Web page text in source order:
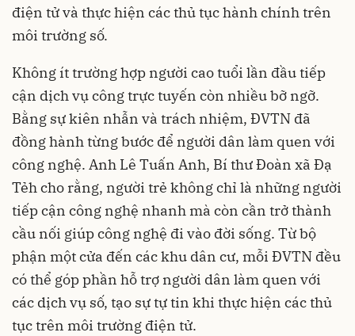
điện tử và thực hiện các thủ tục hành chính trên
môi trường số.
Không ít trường hợp người cao tuổi lần đầu tiếp
cận dịch vụ công trực tuyến còn nhiều bỡ ngỡ.
Bằng sự kiên nhẫn và trách nhiệm, ĐVTN đã
đồng hành từng bước để người dân làm quen với
công nghệ. Anh Lê Tuấn Anh, Bí thư Đoàn xã Đạ
Tẻh cho rằng, người trẻ không chỉ là những người
tiếp cận công nghệ nhanh mà còn cần trở thành
cầu nối giúp công nghệ đi vào đời sống. Từ bộ
phận một cửa đến các khu dân cư, mỗi ĐVTN đều
có thể góp phần hỗ trợ người dân làm quen với
các dịch vụ số, tạo sự tự tin khi thực hiện các thủ
tục trên môi trường điện tử.